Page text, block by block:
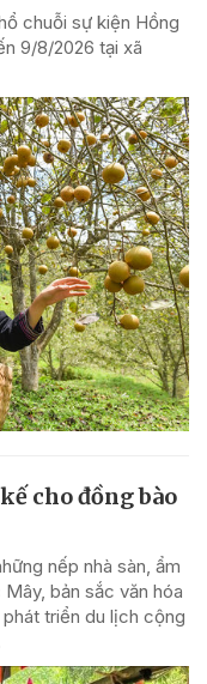
chuỗi sự kiện Hồng
9/8/2026 tại xã
cho đồng bào
nếp nhà sàn, ẩm
bản sắc văn hóa
triển du lịch cộng